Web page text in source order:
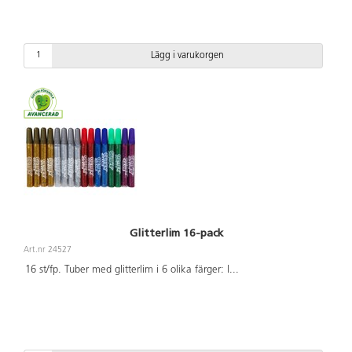
Lägg i varukorgen
Glitterlim 16-pack
Art.nr 24527
16 st/fp. Tuber med glitterlim i 6 olika färger: l ...